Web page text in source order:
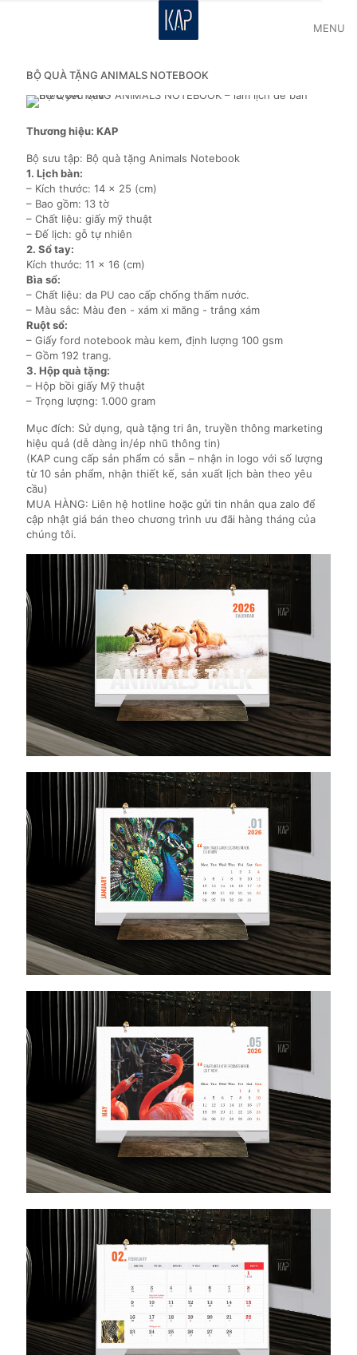
MENU
BỘ QUÀ TẶNG ANIMALS NOTEBOOK
Thương hiệu: KAP
Bộ sưu tập: Bộ quà tặng Animals Notebook
1. Lịch bàn:
– Kích thước: 14 x 25 (cm)
– Bao gồm: 13 tờ
– Chất liệu: giấy mỹ thuật
– Đế lịch: gỗ tự nhiên
2. Sổ tay:
Kích thước: 11 x 16 (cm)
Bìa sổ:
– Chất liệu: da PU cao cấp chống thấm nước.
– Màu sắc: Màu đen - xám xi măng - trắng xám
Ruột sổ:
– Giấy ford notebook màu kem, định lượng 100 gsm
– Gồm 192 trang.
3. Hộp quà tặng:
– Hộp bồi giấy Mỹ thuật
– Trọng lượng: 1.000 gram
Mục đích: Sử dụng, quà tặng tri ân, truyền thông marketing
hiệu quả (dễ dàng in/ép nhũ thông tin)
(KAP cung cấp sản phẩm có sẵn – nhận in logo với số lượng
từ 10 sản phẩm, nhận thiết kế, sản xuất lịch bàn theo yêu
cầu)
MUA HÀNG: Liên hệ hotline hoặc gửi tin nhắn qua zalo để
cập nhật giá bán theo chương trình ưu đãi hàng tháng của
chúng tôi.